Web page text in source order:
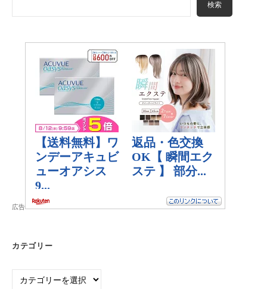
検索
広告
カテゴリー
カ